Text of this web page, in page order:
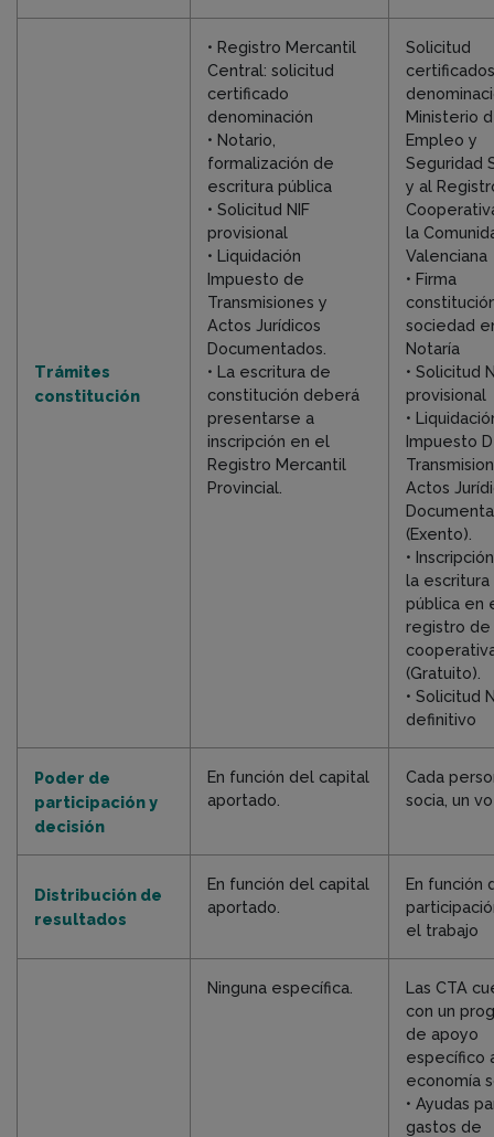
Trámites
constitución
• Registro Mercantil
Central: solicitud
certificado
denominación
• Notario,
formalización de
escritura pública
• Solicitud NIF
provisional
• Liquidación
Impuesto de
Transmisiones y
Actos Jurídicos
Documentados.
• La escritura de
constitución deberá
presentarse a
inscripción en el
Registro Mercantil
Provincial.
Solicitud
Ministerio
Empleo y
Seguridad
y al
la
Valenciana
• Firma
sociedad
Notaría
• Solicitud
provisional
•
Impuesto
Actos
(Exento).
•
la escritura
pública en
registro de
(Gratuito).
• Solicitud
definitivo
Poder de
participación y
decisión
En función del capital
aportado.
Cada
socia, un
Distribución de
resultados
En función del capital
aportado.
En función
el trabajo
Ninguna específica.
Las CTA
con un
de apoyo
específico
economía
• Ayudas
gastos de